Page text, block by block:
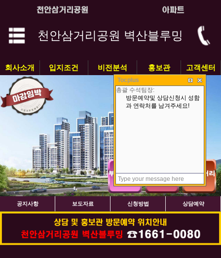
천안삼거리공원 벽산블루밍
회사소개 입지조건 비전분석 홍보관 고객센터
공지사항 보도자료 신청방법 상담예약
Tocplus